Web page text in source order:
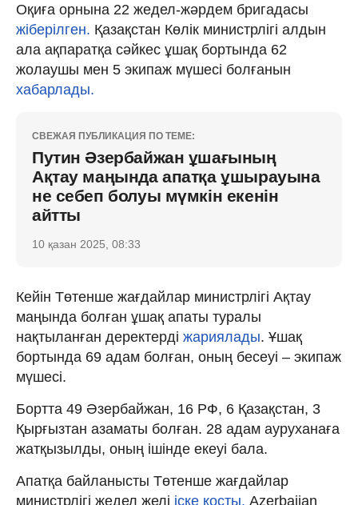
Оқиға орнына 22 жедел-жәрдем бригадасы
жіберілген. Қазақстан Көлік министрлігі алдын
ала ақпаратқа сәйкес ұшақ бортында 62
жолаушы мен 5 экипаж мүшесі болғанын
хабарлады.
СВЕЖАЯ ПУБЛИКАЦИЯ ПО ТЕМЕ:
Путин Әзербайжан ұшағының
Ақтау маңында апатқа ұшырауына
не себеп болуы мүмкін екенін
айтты
10 қазан 2025, 08:33
Кейін Төтенше жағдайлар министрлігі Ақтау
маңында болған ұшақ апаты туралы
нақтыланған деректерді жариялады. Ұшақ
бортында 69 адам болған, оның бесеуі – экипаж
мүшесі.
Бортта 49 Әзербайжан, 16 РФ, 6 Қазақстан, 3
Қырғызтан азаматы болған. 28 адам ауруханаға
жатқызылды, оның ішінде екеуі бала.
Апатқа байланысты Төтенше жағдайлар
министрлігі жедел желі іске қосты. Аzerbaijan